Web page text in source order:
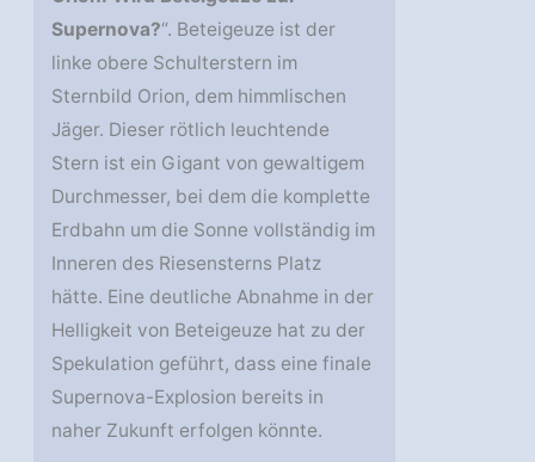
Supernova?“. Beteigeuze ist der
linke obere Schulterstern im
Sternbild Orion, dem himmlischen
Jäger. Dieser rötlich leuchtende
Stern ist ein Gigant von gewaltigem
Durchmesser, bei dem die komplette
Erdbahn um die Sonne vollständig im
Inneren des Riesensterns Platz
hätte. Eine deutliche Abnahme in der
Helligkeit von Beteigeuze hat zu der
Spekulation geführt, dass eine finale
Supernova-Explosion bereits in
naher Zukunft erfolgen könnte.